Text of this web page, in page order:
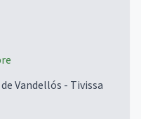
Vandellós - Tivissa